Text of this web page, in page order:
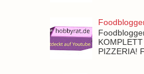
PIZZERIA!